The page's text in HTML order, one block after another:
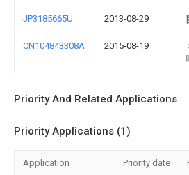
JP3185665U 2013-08-29
CN104843308A 2015-08-19
Priority And Related Applications
Priority Applications (1)
Application Priority date